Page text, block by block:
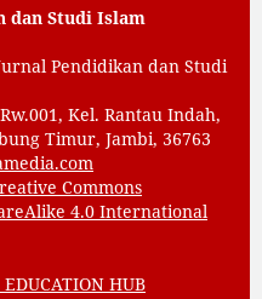
dan Studi Islam
Pendidikan dan Studi
Kel. Rantau Indah,
Timur, Jambi, 36763
Commons
4.0 International
EDUCATION HUB